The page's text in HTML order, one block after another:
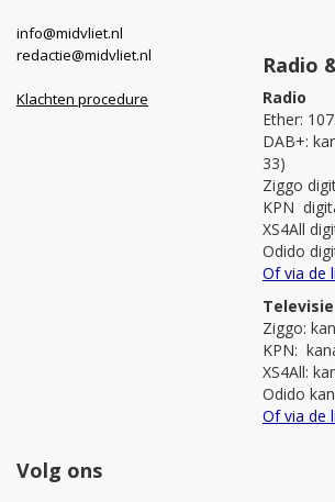
info@midvliet.nl
redactie@midvliet.nl
Klachten procedure
Radio
Radio
Ether:
DAB+:
33)
Ziggo
KPN
XS4All
Odido
Of via de
Televisie
Ziggo:
KPN:
XS4All:
Odido
Of via de
Volg ons